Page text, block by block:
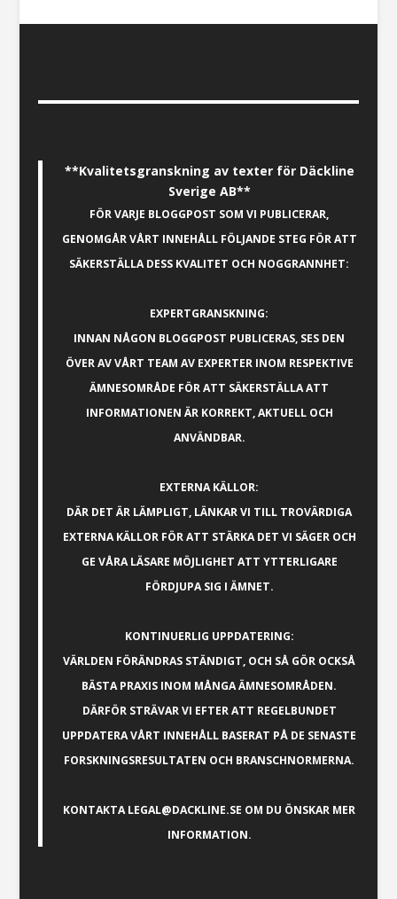
**Kvalitetsgranskning av texter för Däckline
Sverige AB**
FÖR VARJE BLOGGPOST SOM VI PUBLICERAR,
GENOMGÅR VÅRT INNEHÅLL FÖLJANDE STEG FÖR ATT
SÄKERSTÄLLA DESS KVALITET OCH NOGGRANNHET:
EXPERTGRANSKNING:
INNAN NÅGON BLOGGPOST PUBLICERAS, SES DEN
ÖVER AV VÅRT TEAM AV EXPERTER INOM RESPEKTIVE
ÄMNESOMRÅDE FÖR ATT SÄKERSTÄLLA ATT
INFORMATIONEN ÄR KORREKT, AKTUELL OCH
ANVÄNDBAR.
EXTERNA KÄLLOR:
DÄR DET ÄR LÄMPLIGT, LÄNKAR VI TILL TROVÄRDIGA
EXTERNA KÄLLOR FÖR ATT STÄRKA DET VI SÄGER OCH
GE VÅRA LÄSARE MÖJLIGHET ATT YTTERLIGARE
FÖRDJUPA SIG I ÄMNET.
KONTINUERLIG UPPDATERING:
VÄRLDEN FÖRÄNDRAS STÄNDIGT, OCH SÅ GÖR OCKSÅ
BÄSTA PRAXIS INOM MÅNGA ÄMNESOMRÅDEN.
DÄRFÖR STRÄVAR VI EFTER ATT REGELBUNDET
UPPDATERA VÅRT INNEHÅLL BASERAT PÅ DE SENASTE
FORSKNINGSRESULTATEN OCH BRANSCHNORMERNA.
KONTAKTALEGAL@DACKLINE.SE OM DU ÖNSKAR MER
INFORMATION.